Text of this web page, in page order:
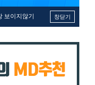
보이지않기 창닫기